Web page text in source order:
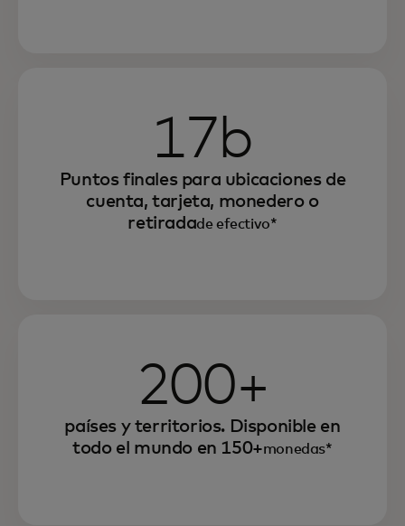
17b
Puntos finales para ubicaciones de
cuenta, tarjeta, monedero o
retiradade efectivo*
200+
países y territorios. Disponible en
todo el mundo en 150+monedas*